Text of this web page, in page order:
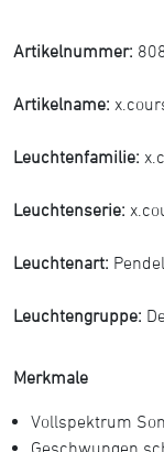
Artikelnummer:
Artikelname:
Leuchtenfamilie:
Leuchtenserie:
Leuchtenart:
Leuchtengruppe:
Merkmale
Vollspektrum
Geschwungen